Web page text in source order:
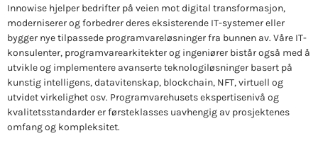
Innowise hjelper bedrifter på veien mot digital transformasjon,
moderniserer og forbedrer deres eksisterende IT-systemer eller
bygger nye tilpassede programvareløsninger fra bunnen av. Våre IT-
konsulenter, programvarearkitekter og ingeniører bistår også med å
utvikle og implementere avanserte teknologiløsninger basert på
kunstig intelligens, datavitenskap, blockchain, NFT, virtuell og
utvidet virkelighet osv. Programvarehusets ekspertisenivå og
kvalitetsstandarder er førsteklasses uavhengig av prosjektenes
omfang og kompleksitet.